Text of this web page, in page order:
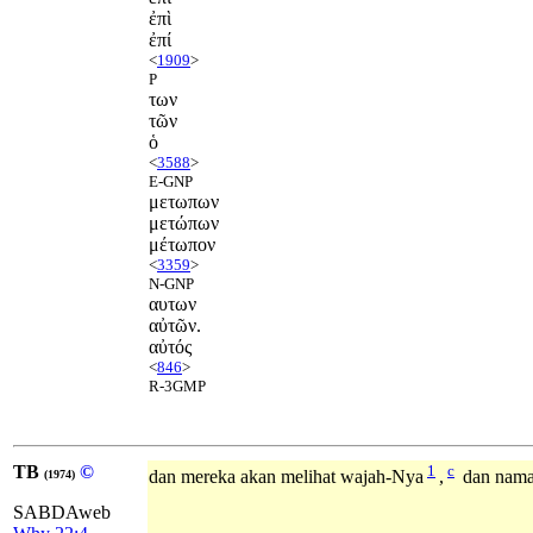
ἐπὶ
ἐπί
<1909>
P
των
τῶν
ὁ
<3588>
E-GNP
μετωπων
μετώπων
μέτωπον
<3359>
N-GNP
αυτων
αὐτῶν.
αὐτός
<846>
R-3GMP
TB (1974) ©
SABDAweb
dan mereka akan melihat wajah-Nya 1 , c dan